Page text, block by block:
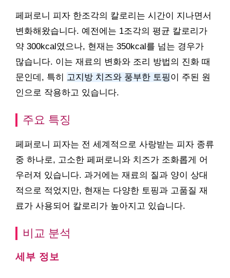
페퍼로니 피자 한조각의 칼로리는 시간이 지나면서
변화해왔습니다. 예전에는 1조각의 평균 칼로리가
약 300kcal였으나, 현재는 350kcal를 넘는 경우가
많습니다. 이는 재료의 변화와 조리 방법의 진화 때
문인데, 특히 고지방 치즈와 풍부한 토핑이 주된 원
인으로 작용하고 있습니다.
주요 특징
페퍼로니 피자는 전 세계적으로 사랑받는 피자 종류
중 하나로, 고소한 페퍼로니와 치즈가 조화롭게 어
우러져 있습니다. 과거에는 재료의 질과 양이 상대
적으로 적었지만, 현재는 다양한 토핑과 고품질 재
료가 사용되어 칼로리가 높아지고 있습니다.
비교 분석
세부 정보